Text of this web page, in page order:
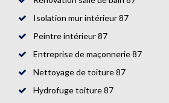
Isolation mur intérieur 87
Peintre intérieur 87
Entreprise de maçonnerie 87
Nettoyage de toiture 87
Hydrofuge toiture 87